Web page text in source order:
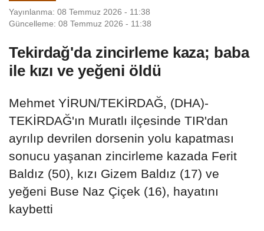
Yayınlanma: 08 Temmuz 2026 - 11:38
Güncelleme: 08 Temmuz 2026 - 11:38
Tekirdağ'da zincirleme kaza; baba
ile kızı ve yeğeni öldü
Mehmet YİRUN/TEKİRDAĞ, (DHA)-
TEKİRDAĞ'ın Muratlı ilçesinde TIR'dan
ayrılıp devrilen dorsenin yolu kapatması
sonucu yaşanan zincirleme kazada Ferit
Baldız (50), kızı Gizem Baldız (17) ve
yeğeni Buse Naz Çiçek (16), hayatını
kaybetti